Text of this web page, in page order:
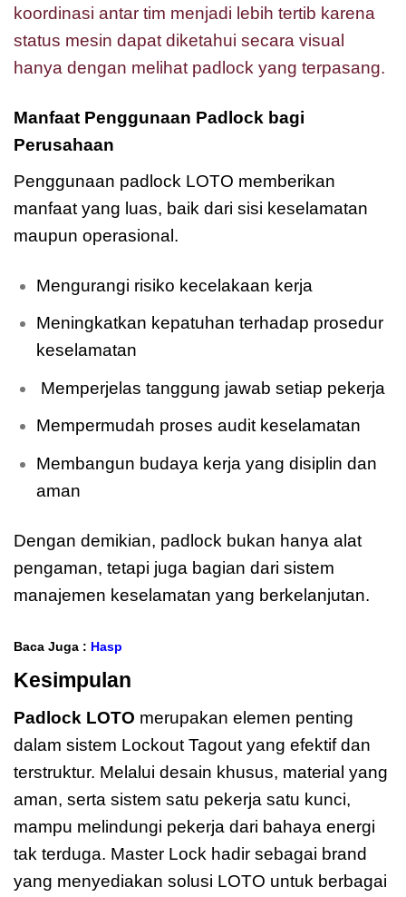
koordinasi antar tim menjadi lebih tertib karena
status mesin dapat diketahui secara visual
hanya dengan melihat padlock yang terpasang.
Manfaat Penggunaan Padlock bagi
Perusahaan
Penggunaan padlock LOTO memberikan
manfaat yang luas, baik dari sisi keselamatan
maupun operasional.
Mengurangi risiko kecelakaan kerja
Meningkatkan kepatuhan terhadap prosedur
keselamatan
Memperjelas tanggung jawab setiap pekerja
Mempermudah proses audit keselamatan
Membangun budaya kerja yang disiplin dan
aman
Dengan demikian, padlock bukan hanya alat
pengaman, tetapi juga bagian dari sistem
manajemen keselamatan yang berkelanjutan.
Baca Juga : Hasp
Kesimpulan
Padlock LOTO merupakan elemen penting
dalam sistem Lockout Tagout yang efektif dan
terstruktur. Melalui desain khusus, material yang
aman, serta sistem satu pekerja satu kunci,
mampu melindungi pekerja dari bahaya energi
tak terduga. Master Lock hadir sebagai brand
yang menyediakan solusi LOTO untuk berbagai